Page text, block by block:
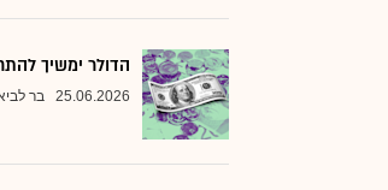
הדולר ימשיך
25.06.2026 בר